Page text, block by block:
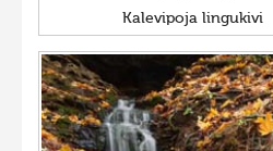
Kalevipoja lingukivi